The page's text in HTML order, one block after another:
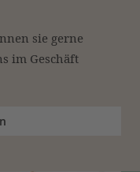
sie gerne
im Geschäft